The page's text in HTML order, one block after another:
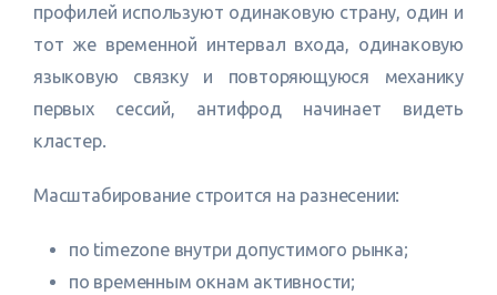
профилей используют одинаковую страну, один и
тот же временной интервал входа, одинаковую
языковую связку и повторяющуюся механику
первых сессий, антифрод начинает видеть
кластер.
Масштабирование строится на разнесении:
по timezone внутри допустимого рынка;
по временным окнам активности;